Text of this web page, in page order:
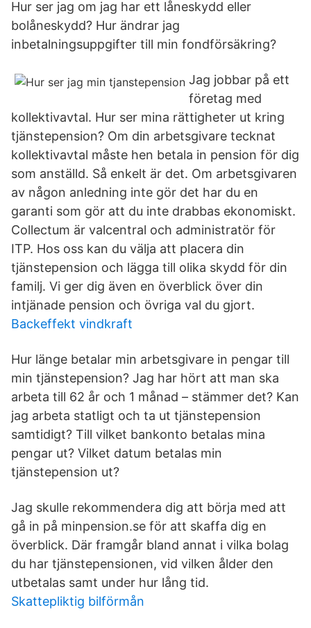
Hur ser jag om jag har ett låneskydd eller
bolåneskydd? Hur ändrar jag
inbetalningsuppgifter till min fondförsäkring?
Jag jobbar på ett
företag med
kollektivavtal. Hur ser mina rättigheter ut kring
tjänstepension? Om din arbetsgivare tecknat
kollektivavtal måste hen betala in pension för dig
som anställd. Så enkelt är det. Om arbetsgivaren
av någon anledning inte gör det har du en
garanti som gör att du inte drabbas ekonomiskt.
Collectum är valcentral och administratör för
ITP. Hos oss kan du välja att placera din
tjänstepension och lägga till olika skydd för din
familj. Vi ger dig även en överblick över din
intjänade pension och övriga val du gjort.
Backeffekt vindkraft
Hur länge betalar min arbetsgivare in pengar till
min tjänstepension? Jag har hört att man ska
arbeta till 62 år och 1 månad – stämmer det? Kan
jag arbeta statligt och ta ut tjänstepension
samtidigt? Till vilket bankonto betalas mina
pengar ut? Vilket datum betalas min
tjänstepension ut?
Jag skulle rekommendera dig att börja med att
gå in på minpension.se för att skaffa dig en
överblick. Där framgår bland annat i vilka bolag
du har tjänstepensionen, vid vilken ålder den
utbetalas samt under hur lång tid.
Skattepliktig bilförmån